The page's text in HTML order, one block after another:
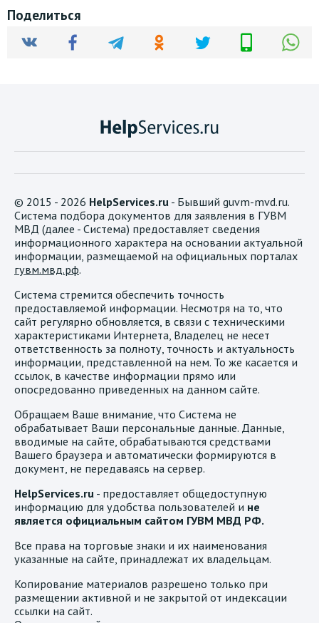
Поделиться
© 2015 - 2026 HelpServices.ru - Бывший guvm-mvd.ru.
Система подбора документов для заявления в ГУВМ
МВД (далее - Система) предоставляет сведения
информационного характера на основании актуальной
информации, размещаемой на официальных порталах
гувм.мвд.рф.
Система стремится обеспечить точность
предоставляемой информации. Несмотря на то, что
сайт регулярно обновляется, в связи с техническими
характеристиками Интернета, Владелец не несет
ответственность за полноту, точность и актуальность
информации, представленной на нем. То же касается и
ссылок, в качестве информации прямо или
опосредованно приведенных на данном сайте.
Обращаем Ваше внимание, что Система не
обрабатывает Ваши персональные данные. Данные,
вводимые на сайте, обрабатываются средствами
Вашего браузера и автоматически формируются в
документ, не передаваясь на сервер.
HelpServices.ru - предоставляет общедоступную
информацию для удобства пользователей и не
является официальным сайтом ГУВМ МВД РФ.
Все права на торговые знаки и их наименования
указанные на сайте, принадлежат их владельцам.
Копирование материалов разрешено только при
размещении активной и не закрытой от индексации
ссылки на сайт.